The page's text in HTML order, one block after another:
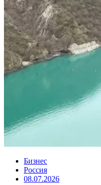
Бизнес
Россия
08.07.2026